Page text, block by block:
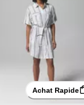
Achat Rapide